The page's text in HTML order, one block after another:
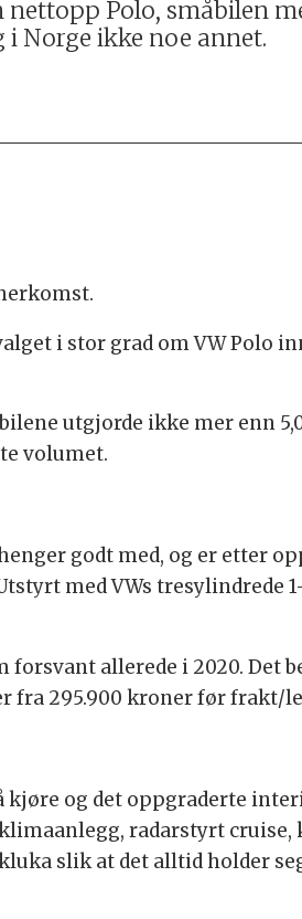
Polo, småbilen
Norge ikke noe annet.
i stor grad om VW Polo
utgjorde ikke mer enn
volumet.
godt med, og er etter
med VWs tresylindrede
allerede i 2020. Det
fra 295.900 kroner før frakt/
kjøre og det oppgraderte
radarstyrt cruise,
slik at det alltid holder